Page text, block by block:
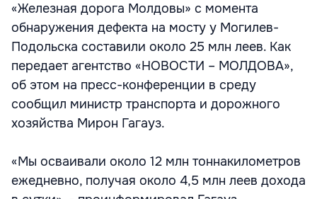
«Железная дорога Молдовы» с момента
обнаружения дефекта на мосту у Могилев-
Подольска составили около 25 млн леев. Как
передает агентство «НОВОСТИ – МОЛДОВА»,
об этом на пресс-конференции в среду
сообщил министр транспорта и дорожного
хозяйства Мирон Гагауз.
«Мы осваивали около 12 млн тоннакилометров
ежедневно, получая около 4,5 млн леев дохода